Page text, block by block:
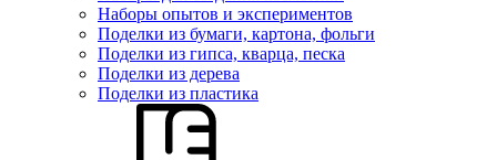
Наборы опытов и экспериментов
Поделки из бумаги, картона, фольги
Поделки из гипса, кварца, песка
Поделки из дерева
Поделки из пластика